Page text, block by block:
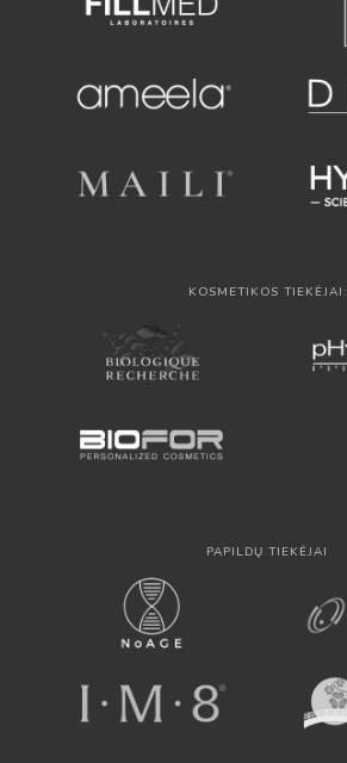
KOSMETIKOS TIEKĖJAI:
PAPILDŲ TIEKĖJAI